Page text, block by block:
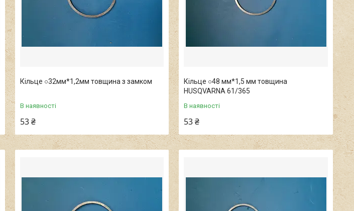
Кільце ○32мм*1,2мм товщина з замком
В наявності
53 ₴
Кільце ○48 мм*1,5 мм товщина
HUSQVARNA 61/365
В наявності
53 ₴